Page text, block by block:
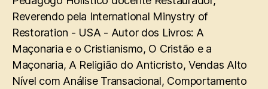
Reverendo pela International Minystry of
Restoration - USA - Autor dos Livros: A
Maçonaria e o Cristianismo, O Cristão e a
Maçonaria, A Religião do Anticristo, Vendas Alto
Nível com Análise Transacional, Comportamento